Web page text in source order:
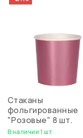
Стаканы
фольгированные
"Розовые" 8 шт.
В наличии 1 шт